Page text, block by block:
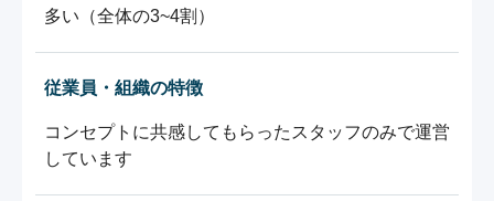
多い（全体の3~4割）
従業員・組織の特徴
コンセプトに共感してもらったスタッフのみで運営
しています